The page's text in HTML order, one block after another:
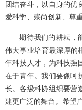
团结奋斗，以自身的优
爱科学、崇尚创新、尊
期待我们的耕耘，
伟大事业培育最深厚的
年科技人才，为科技强
在于青年。我们要像呵
长。各级科协组织要营
建更广泛的舞台。希望